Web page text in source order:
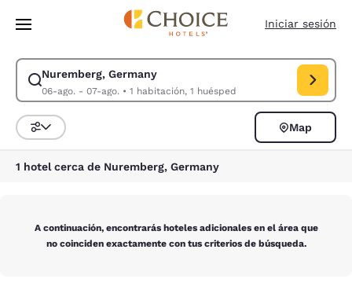
Pasar A Contenido Principal
Iniciar sesión
Nuremberg, Germany
06-ago. - 07-ago.• 1 habitación, 1 huésped
Modificar la búsqueda de Nuremberg, Germany. Fecha de check-in
Ordenar y filtrar
Map
1 hotel cerca de Nuremberg, Germany
A continuación, encontrarás hoteles adicionales en el área que
no coinciden exactamente con tus criterios de búsqueda.